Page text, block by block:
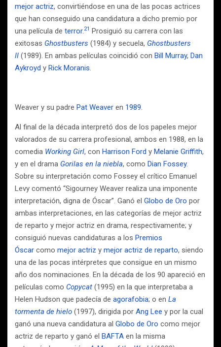
mejor actriz, convirtiéndose en una de las pocas actrices
que han conseguido una candidatura a dicho premio por
una película de terror.21 ​ Prosiguió su carrera con las
exitosas Ghostbusters (1984) y secuela, Ghostbusters
II (1989). En ambas películas coincidió con Bill Murray, Dan
Aykroyd y Rick Moranis.
Weaver y su padre Pat Weaver en 1989.
Al final de la década interpretó dos de los papeles mejor
valorados de su carrera profesional, ambos en 1988, en la
comedia Working Girl, con Harrison Ford y Melanie Griffith,
y en el drama Gorilas en la niebla, como Dian Fossey.
Sobre su interpretación como Fossey el crítico Emanuel
Levy comentó “Sigourney Weaver realiza una imponente
interpretación, digna de Óscar”. Ganó el Globo de Oro por
ambas interpretaciones, en las categorías de mejor actriz
de reparto y mejor actriz en drama, respectivamente; y
consiguió nuevas candidaturas a los Premios
Óscar como mejor actriz y mejor actriz de reparto, siendo
una de las pocas intérpretes que consigue en un mismo
año dos nominaciones. En la década de los 90 apareció en
películas como Copycat (1995) en la que interpretaba a
Helen Hudson que padecía de agorafobia; o en La
tormenta de hielo (1997), dirigida por Ang Lee y por la cual
ganó una nueva candidatura al Globo de Oro como mejor
actriz de reparto y ganó el BAFTA en la misma